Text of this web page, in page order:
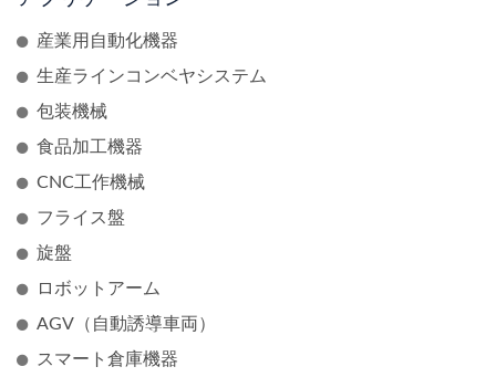
産業用自動化機器
生産ラインコンベヤシステム
包装機械
食品加工機器
CNC工作機械
フライス盤
旋盤
ロボットアーム
AGV（自動誘導車両）
スマート倉庫機器